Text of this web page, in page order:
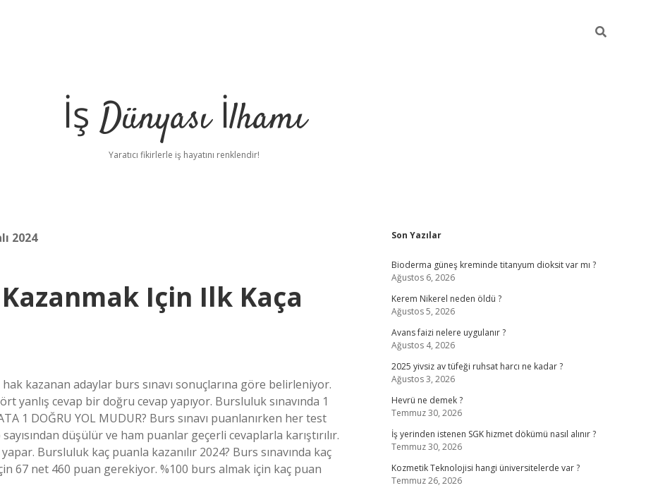
İş Dünyası İlhamı
Yaratıcı fikirlerle iş hayatını renklendir!
2024
Için Ilk Kaça
hak kazanan adaylar burs sınavı sonuçlarına göre belirleniyor.
yanlış cevap bir doğru cevap yapıyor. Bursluluk sınavında 1
1 DOĞRU YOL MUDUR? Burs sınavı puanlanırken her test
düşülür ve ham puanlar geçerli cevaplarla karıştırılır.
Bursluluk kaç puanla kazanılır 2024? Burs sınavında kaç
67 net 460 puan gerekiyor. %100 burs almak için kaç puan
Sidebar
Son Yazılar
Bioderma güneş kreminde titanyum dioksit var mı ?
Ağustos 6, 2026
Kerem Nikerel neden öldü ?
Ağustos 5, 2026
Avans faizi nelere uygulanır ?
Ağustos 4, 2026
2025 yivsiz av tüfeği ruhsat harcı ne kadar ?
Ağustos 3, 2026
Hevrü ne demek ?
Temmuz 30, 2026
İş yerinden istenen SGK hizmet dökümü nasıl alınır ?
Temmuz 30, 2026
Kozmetik Teknolojisi hangi üniversitelerde var ?
Temmuz 26, 2026